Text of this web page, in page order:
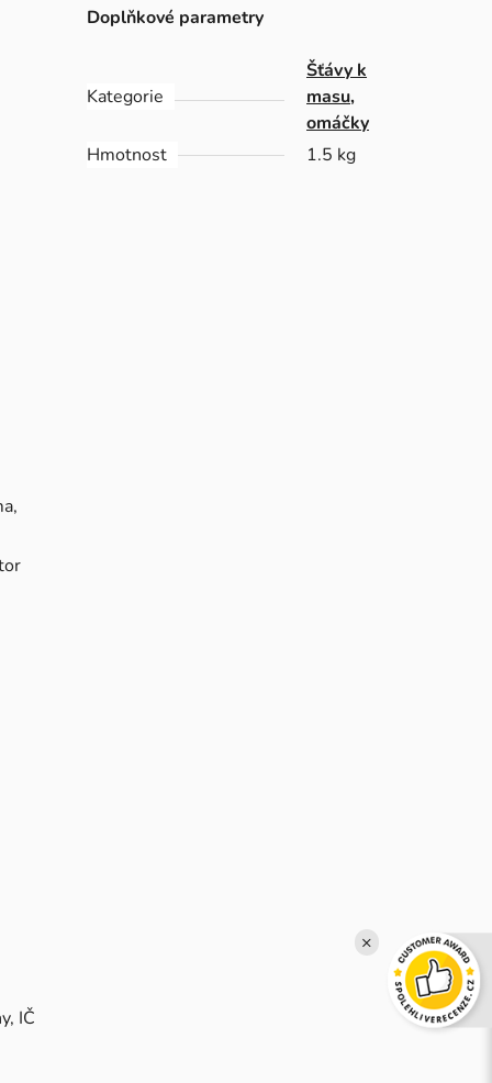
×
IČ
Doplňkové parametry
Kategorie
Šťávy k
masu,
omáčky
Hmotnost
1.5 kg